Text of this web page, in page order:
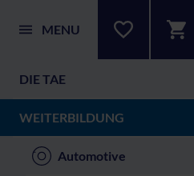
MENU
DIE TAE
WEITERBILDUNG
Automotive